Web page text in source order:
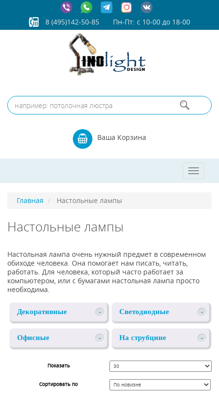
8 (495)142-50-85 Пн-Пт: с 10-00 до 18-00
Ваша Корзина
Toggle
Главная Настольные лампы
Настольные лампы
Настольная лампа очень нужный предмет в современном
обиходе человека. Она помогает нам писать, читать,
работать. Для человека, который часто работает за
компьютером, или с бумагами настольная лампа просто
необходима.
Декоративные Светодиодные
Офисные На струбцине
Показать
Сортировать по